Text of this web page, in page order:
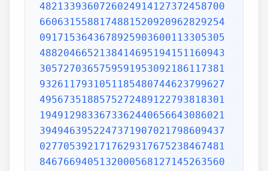
4821339360726024914127372458700
6606315588174881520920962829254
0917153643678925903600113305305
4882046652138414695194151160943
3057270365759591953092186117381
9326117931051185480744623799627
4956735188575272489122793818301
1949129833673362440656643086021
3949463952247371907021798609437
0277053921717629317675238467481
8467669405132000568127145263560